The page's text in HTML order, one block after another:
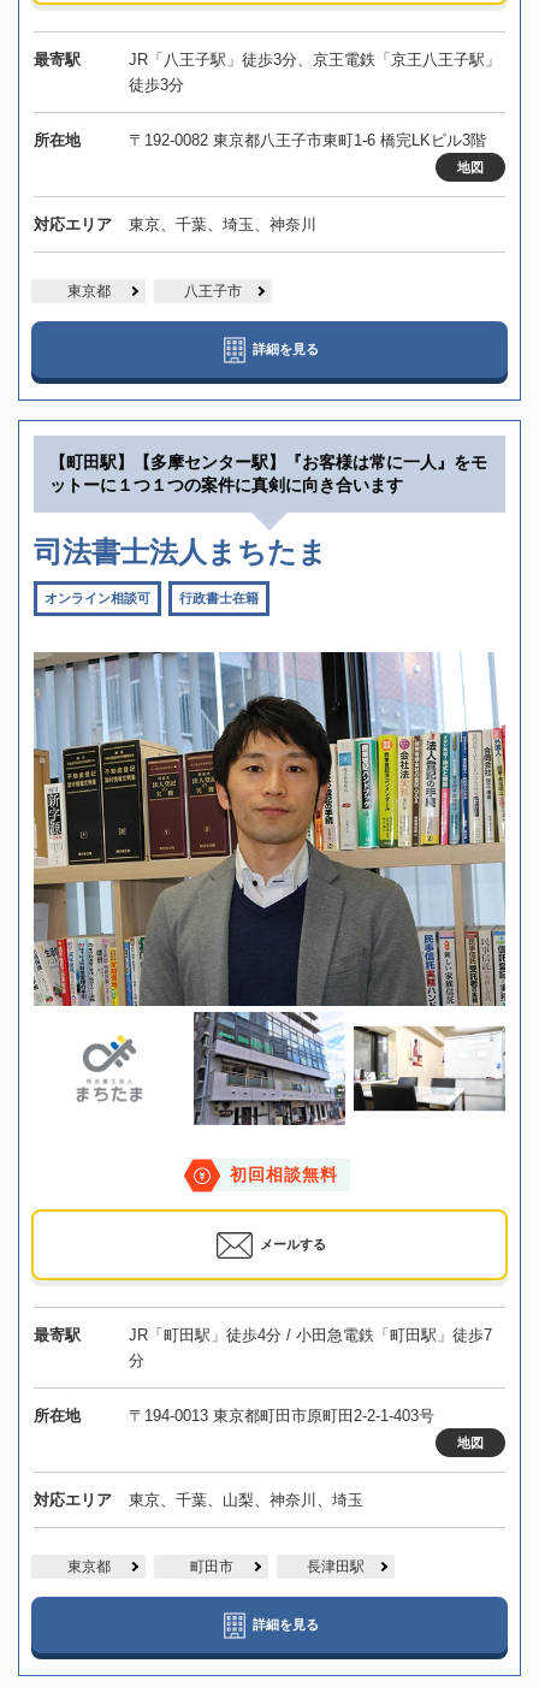
最寄駅
JR「八王子駅」徒歩3分、京王電鉄「京王八王子駅」
徒歩3分
所在地 〒192-0082 東京都八王子市東町1-6 橋完LKビル3階
地図
対応エリア 東京、千葉、埼玉、神奈川
東京都 八王子市
詳細を見る
【町田駅】【多摩センター駅】『お客様は常に一人』をモ
ットーに１つ１つの案件に真剣に向き合います
司法書士法人まちたま
オンライン相談可 行政書士在籍
初回相談無料
メールする
最寄駅
JR「町田駅」徒歩4分 / 小田急電鉄「町田駅」徒歩7
分
所在地 〒194-0013 東京都町田市原町田2-2-1-403号
地図
対応エリア 東京、千葉、山梨、神奈川、埼玉
東京都 町田市 長津田駅
詳細を見る